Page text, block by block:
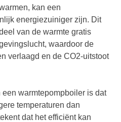
kan een
energiezuiniger zijn. Dit
van de warmte gratis
waardoor de
verlaagd en de CO2-uitstoot
warmtepompboiler is dat
temperaturen dan
dat het efficiënt kan